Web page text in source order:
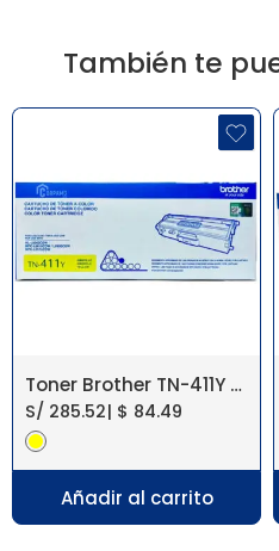
También te
Toner Brother TN-411Y MFC-L8900CDW
S/ 285.52| $ 84.49
Añadir al carrito